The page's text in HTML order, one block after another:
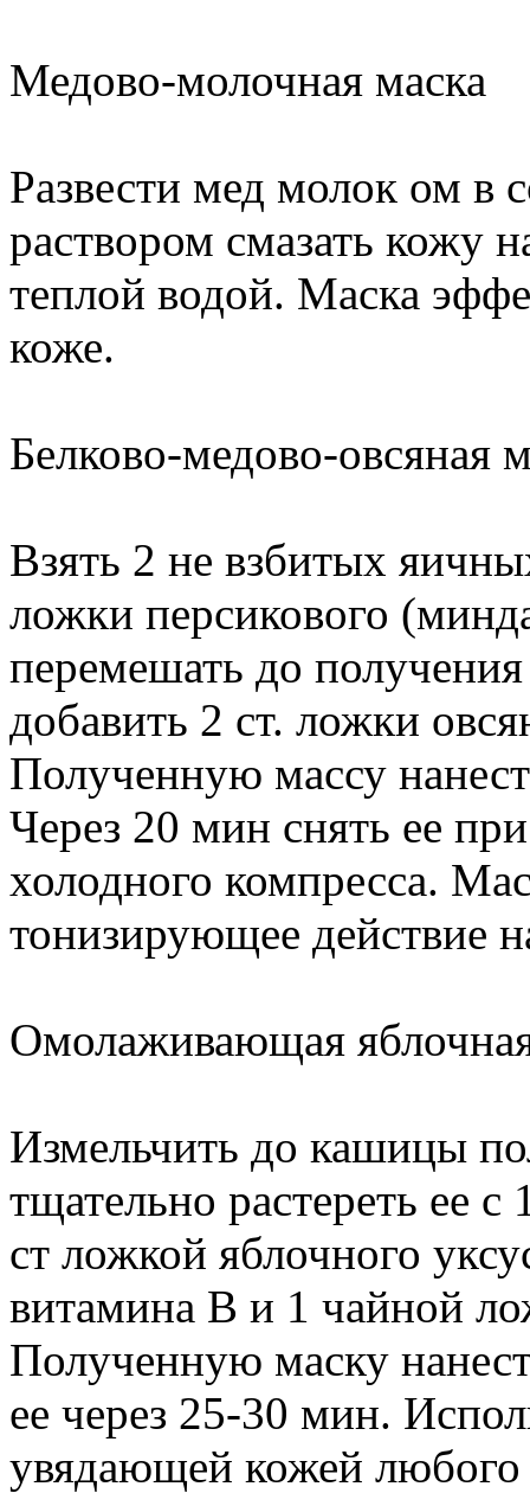
Медово-молочная маска
Развести мед молок ом
раствором смазать кожу
теплой водой. Маска
коже.
Белково-медово-овсяная
Взять 2 не взбитых
ложки персикового
перемешать до
добавить 2 ст. ложки
Полученную массу
Через 20 мин снять ее
холодного компресса.
тонизирующее действие
Омолаживающая
Измельчить до кашицы
тщательно растереть ее
ст ложкой яблочного
витамина В и 1 чайной
Полученную маску
ее через 25-30 мин.
увядающей кожей любого